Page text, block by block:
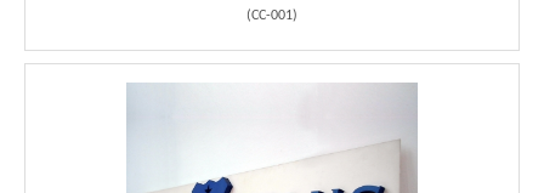
(CC-001)